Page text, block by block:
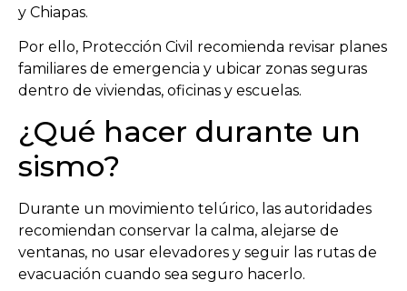
y Chiapas.
Por ello, Protección Civil recomienda revisar planes
familiares de emergencia y ubicar zonas seguras
dentro de viviendas, oficinas y escuelas.
¿Qué hacer durante un
sismo?
Durante un movimiento telúrico, las autoridades
recomiendan conservar la calma, alejarse de
ventanas, no usar elevadores y seguir las rutas de
evacuación cuando sea seguro hacerlo.